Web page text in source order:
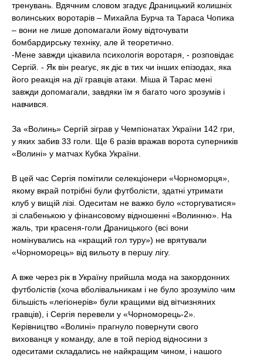
тренувань. Вдячним словом згадує Драницький колишніх
волинських воротарів – Михайла Бурча та Тараса Чопика
– вони не лише допомагали йому відточувати
бомбардирську техніку, але й теоретично.
-Мене завжди цікавила психологія воротаря, - розповідає
Сергій. - Як він реагує, як діє в тих чи інших епізодах, яка
його реакція на дії гравців атаки. Міша й Тарас мені
завжди допомагали, завдяки їм я багато чого зрозумів і
навчився.
За «Волинь» Сергій зіграв у Чемпіонатах України 142 гри,
у яких забив 33 голи. Ще 6 разів вражав ворота суперників
«Волині» у матчах Кубка України.
В цей час Сергія помітили селекціонери «Чорноморця»,
якому вкрай потрібні були футболісти, здатні утримати
клуб у вищій лізі. Одеситам не важко було «сторгуватися»
зі слабенькою у фінансовому відношенні «Волинню». На
жаль, три красеня-голи Драницького (всі вони
номінувались на «кращий гол туру») не врятували
«Чорноморець» від вильоту в першу лігу.
А вже через рік в Україну прийшла мода на закордонних
футболістів (хоча вболівальникам і не було зрозуміло чим
більшість «легіонерів» були кращими від вітчизняних
гравців), і Сергія перевели у «Чорноморець-2».
Керівництво «Волині» прагнуло повернути свого
вихованця у команду, але в той період відносини з
одеситами складались не найкращим чином, і нашого